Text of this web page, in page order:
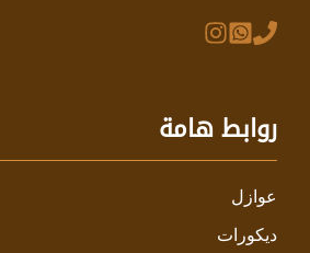
روابط هامة
عوازل
ديكورات